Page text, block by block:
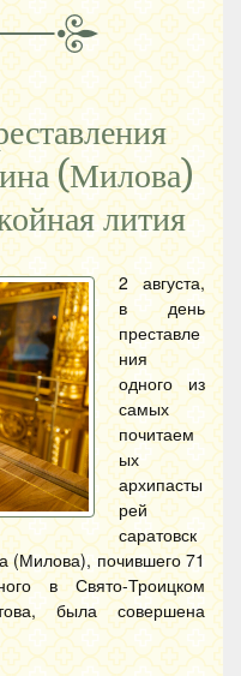
(Милова)
лития
2 августа,
в день
преставле
ния
одного из
самых
почитаем
ых
архипасты
рей
саратовск
(Милова), почившего 71
в Свято-Троицком
была совершена